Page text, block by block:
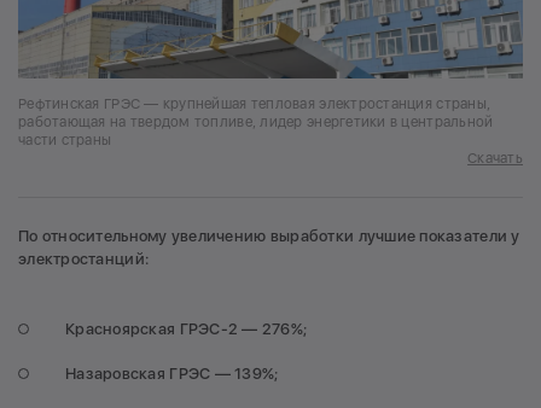
Рефтинская ГРЭС — крупнейшая тепловая электростанция страны,
работающая на твердом топливе, лидер энергетики в центральной
части страны
Скачать
По относительному увеличению выработки лучшие показатели у
электростанций:
Красноярская ГРЭС-2 — 276%;
Назаровская ГРЭС — 139%;